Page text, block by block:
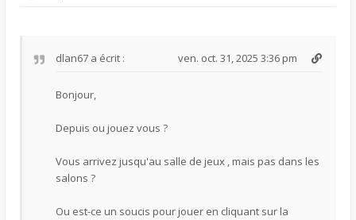
dlan67 a écrit : ven. oct. 31, 2025 3:36 pm
Bonjour,
Depuis ou jouez vous ?
Vous arrivez jusqu'au salle de jeux , mais pas dans les
salons ?
Ou est-ce un soucis pour jouer en cliquant sur la